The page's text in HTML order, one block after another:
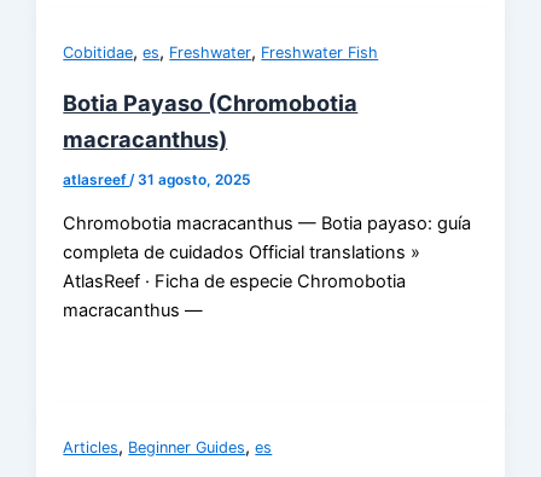
Cobitidae,es, Freshwater, Freshwater Fish
Botia Payaso (Chromobotia
macracanthus)
atlasreef/31 agosto, 2025
Chromobotia macracanthus — Botia payaso: guía
completa de cuidados Official translations »
AtlasReef · Ficha de especie Chromobotia
macracanthus —
Articles, Beginner Guides,es